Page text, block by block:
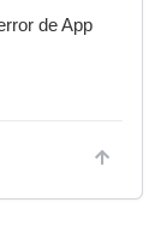
de App